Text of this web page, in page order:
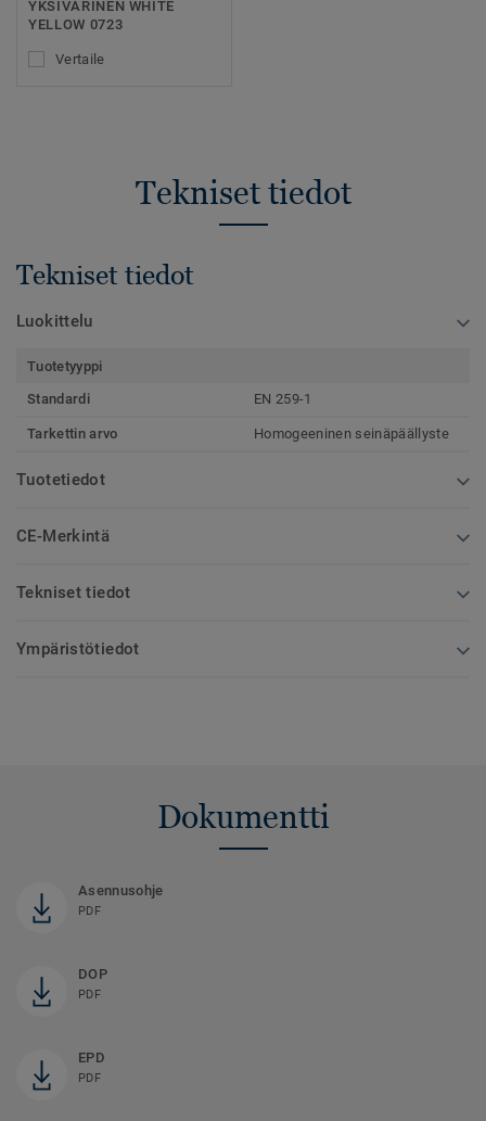
YKSIVÄRINEN WHITE
YELLOW 0723
Vertaile
Tekniset tiedot
Tekniset tiedot
Luokittelu
Tuotetyyppi
Standardi
EN 259-1
Tarkettin arvo Homogeeninen seinäpäällyste
Tuotetiedot
CE-Merkintä
Tekniset tiedot
Ympäristötiedot
Dokumentti
Asennusohje
PDF
DOP
PDF
EPD
PDF